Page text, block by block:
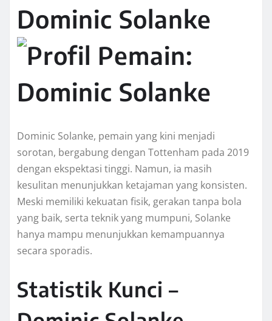
Dominic Solanke
Dominic Solanke, pemain yang kini menjadi
sorotan, bergabung dengan Tottenham pada 2019
dengan ekspektasi tinggi. Namun, ia masih
kesulitan menunjukkan ketajaman yang konsisten.
Meski memiliki kekuatan fisik, gerakan tanpa bola
yang baik, serta teknik yang mumpuni, Solanke
hanya mampu menunjukkan kemampuannya
secara sporadis.
Statistik Kunci –